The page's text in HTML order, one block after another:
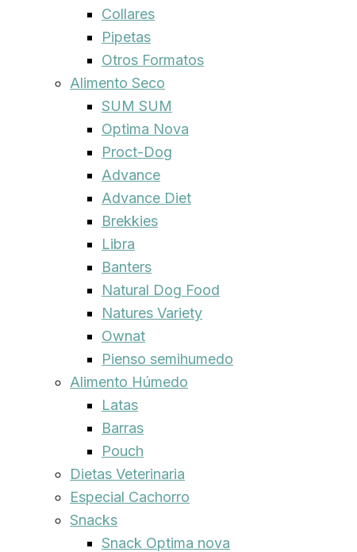
Collares
Pipetas
Otros Formatos
Alimento Seco
SUM SUM
Optima Nova
Proct-Dog
Advance
Advance Diet
Brekkies
Libra
Banters
Natural Dog Food
Natures Variety
Ownat
Pienso semihumedo
Alimento Húmedo
Latas
Barras
Pouch
Dietas Veterinaria
Especial Cachorro
Snacks
Snack Optima nova